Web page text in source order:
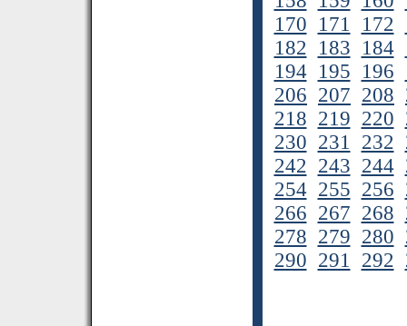
170 171 172
182 183 184
194 195 196
206 207 208
218 219 220
230 231 232
242 243 244
254 255 256
266 267 268
278 279 280
290 291 292